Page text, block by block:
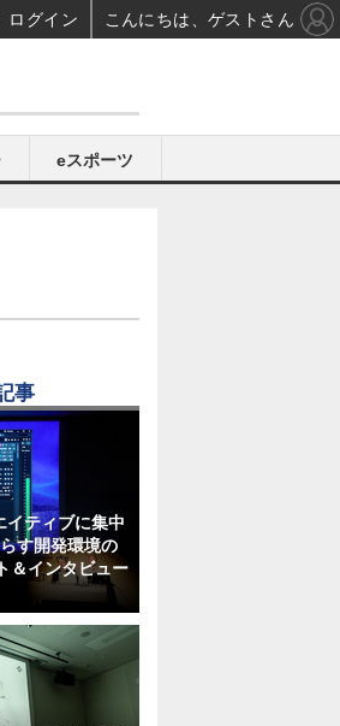
eスポーツ
事
イティブに集中
す開発環境の
インタビュー
ログイン こんにちは、ゲストさん